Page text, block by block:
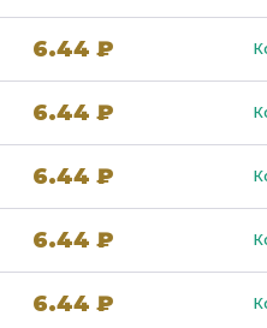
6.44 ₽
6.44 ₽
6.44 ₽
6.44 ₽
6.44 ₽